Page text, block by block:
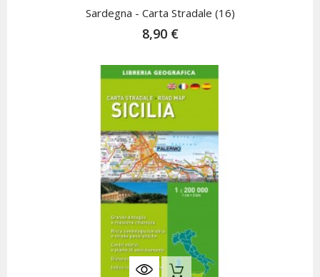
Sardegna - Carta Stradale (16)
8,90 €